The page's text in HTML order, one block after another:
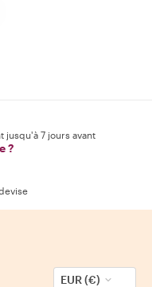
jusqu'à 7 jours avant
?
EUR (€)